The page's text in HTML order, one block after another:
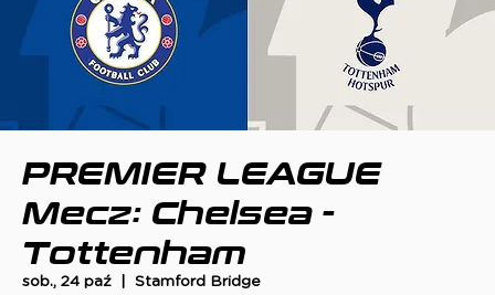
PREMIER LEAGUE
Mecz: Chelsea -
Tottenham
sob., 24 paź Stamford Bridge